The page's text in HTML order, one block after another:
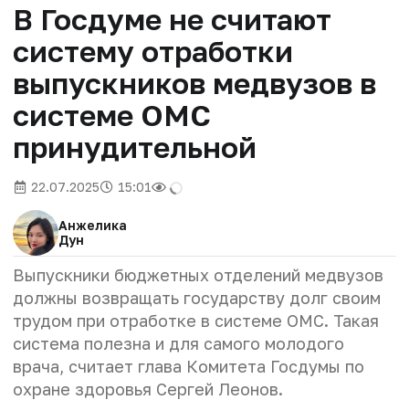
В Госдуме не считают
систему отработки
выпускников медвузов в
системе ОМС
принудительной
22.07.2025 15:01
Анжелика
Дун
Выпускники бюджетных отделений медвузов
должны возвращать государству долг своим
трудом при отработке в системе ОМС. Такая
система полезна и для самого молодого
врача, считает глава Комитета Госдумы по
охране здоровья Сергей Леонов.